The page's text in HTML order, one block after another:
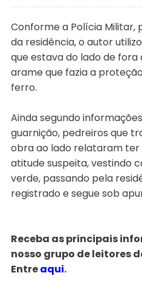
Conforme a Polícia Militar,
da residência, o autor
que estava do lado de
arame que fazia a
ferro.
Ainda segundo
guarnição, pedreiros que
obra ao lado relataram
atitude suspeita, vestindo
verde, passando pela
registrado e segue sob
Receba as principais
nosso grupo de leitores
Entreaqui.